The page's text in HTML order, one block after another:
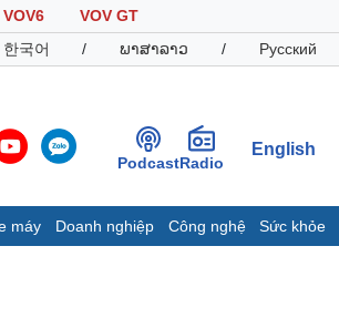
VOV6
VOV GT
한국어 / ພາສາລາວ / Русский
PodcastRadio
English
máy Doanh nghiệp Công nghệ Sức khỏe